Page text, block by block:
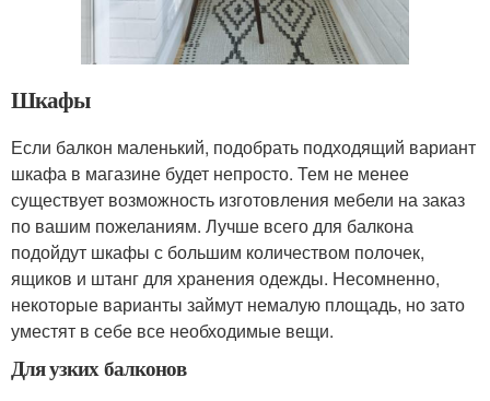
Шкафы
Если балкон маленький, подобрать подходящий вариант
шкафа в магазине будет непросто. Тем не менее
существует возможность изготовления мебели на заказ
по вашим пожеланиям. Лучше всего для балкона
подойдут шкафы с большим количеством полочек,
ящиков и штанг для хранения одежды. Несомненно,
некоторые варианты займут немалую площадь, но зато
уместят в себе все необходимые вещи.
Для узких балконов